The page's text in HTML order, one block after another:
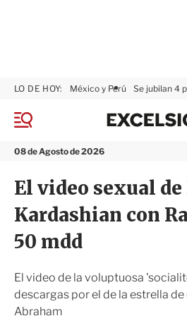
M
n
08 de Agosto de 2026
LO DE HOY: México y Perú Se jubilan 4
El video sexual
Kardashian con
50 mdd
El video de la voluptuosa
descargas por el de la estrella de
Abraham